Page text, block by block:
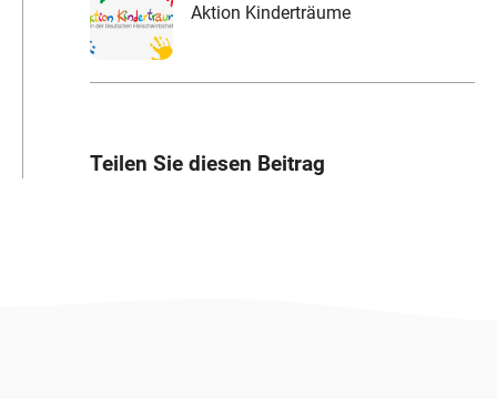
Aktion Kinderträume
Teilen Sie diesen Beitrag